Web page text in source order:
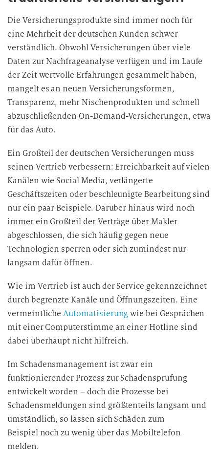
Die Versicherungsprodukte sind immer noch für
eine Mehrheit der deutschen Kunden schwer
verständlich. Obwohl Versicherungen über viele
Daten zur Nachfrageanalyse verfügen und im Laufe
der Zeit wertvolle Erfahrungen gesammelt haben,
mangelt es an neuen Versicherungsformen,
Transparenz, mehr Nischenprodukten und schnell
abzuschließenden On-Demand-Versicherungen, etwa
für das Auto.
Ein Großteil der deutschen Versicherungen muss
seinen Vertrieb verbessern: Erreichbarkeit auf vielen
Kanälen wie Social Media, verlängerte
Geschäftszeiten oder beschleunigte Bearbeitung sind
nur ein paar Beispiele. Darüber hinaus wird noch
immer ein Großteil der Verträge über Makler
abgeschlossen, die sich häufig gegen neue
Technologien sperren oder sich zumindest nur
langsam dafür öffnen.
Wie im Vertrieb ist auch der Service gekennzeichnet
durch begrenzte Kanäle und Öffnungszeiten. Eine
vermeintlicheAutomatisierungwie bei Gesprächen
mit einer Computerstimme an einer Hotline sind
dabei überhaupt nicht hilfreich.
Im Schadensmanagement ist zwar ein
funktionierender Prozess zur Schadensprüfung
entwickelt worden – doch die Prozesse bei
Schadensmeldungen sind größtenteils langsam und
umständlich, so lassen sich Schäden zum
Beispiel noch zu wenig über das Mobiltelefon
melden.